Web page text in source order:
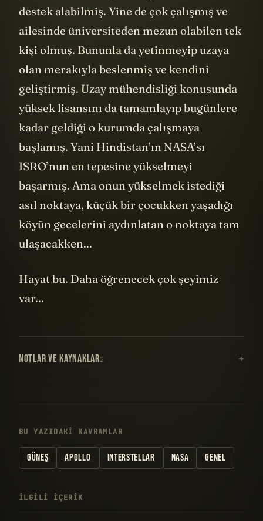
destek alabilmiş. Yine de çok çalışmış ve
ailesinde üniversiteden mezun olabilen tek
kişi olmuş. Bununla da yetinmeyip uzaya
olan merakıyla beslenmiş ve kendini
geliştirmiş. Uzay mühendisliği konusunda
yüksek lisansını da tamamlayıp bugünlere
kadar geldiği o kurumda çalışmaya
başlamış. Yani Hindistan’ın NASA’sı
ISRO’nun en tepesine yükselmeyi
başarmış. Ama onun yükselmek istediği
asıl noktaya, küçük bir çocukken yaşadığı
köyün gecelerini aydınlatan o noktaya tam
ulaşacakken...
Hayat bu. Daha öğrenecek çok şeyimiz
var...
NOTLAR VE KAYNAKLAR2
BU YAZIDAKI KAVRAMLAR
GÜNEŞ APOLLO INTERSTELLAR NASA GENEL
İLGILI IÇERIK